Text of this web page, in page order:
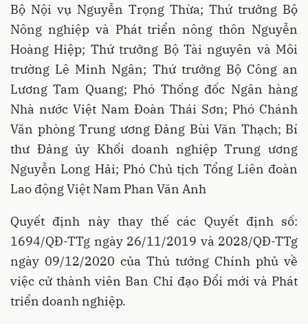
Bộ Nội vụ Nguyễn Trọng Thừa; Thứ trưởng Bộ
Nông nghiệp và Phát triển nông thôn Nguyễn
Hoàng Hiệp; Thứ trưởng Bộ Tài nguyên và Môi
trường Lê Minh Ngân; Thứ trưởng Bộ Công an
Lương Tam Quang; Phó Thống đốc Ngân hàng
Nhà nước Việt Nam Đoàn Thái Sơn; Phó Chánh
Văn phòng Trung ương Đảng Bùi Văn Thạch; Bí
thư Đảng ủy Khối doanh nghiệp Trung ương
Nguyễn Long Hải; Phó Chủ tịch Tổng Liên đoàn
Lao động Việt Nam Phan Văn Anh
Quyết định này thay thế các Quyết định số:
1694/QĐ-TTg ngày 26/11/2019 và 2028/QĐ-TTg
ngày 09/12/2020 của Thủ tướng Chính phủ về
việc cử thành viên Ban Chỉ đạo Đổi mới và Phát
triển doanh nghiệp.